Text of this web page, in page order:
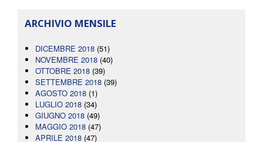
ARCHIVIO MENSILE
DICEMBRE 2018 (51)
NOVEMBRE 2018 (40)
OTTOBRE 2018 (39)
SETTEMBRE 2018 (39)
AGOSTO 2018 (1)
LUGLIO 2018 (34)
GIUGNO 2018 (49)
MAGGIO 2018 (47)
APRILE 2018 (47)